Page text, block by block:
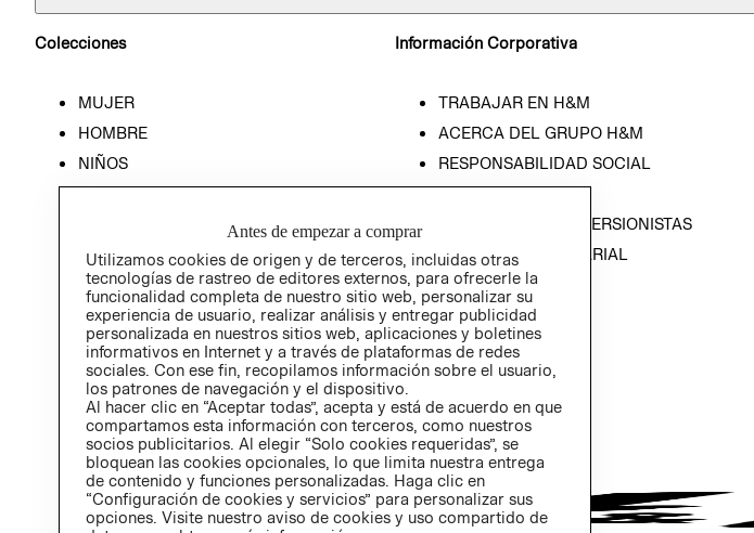
Colecciones
MUJER
HOMBRE
NIÑOS
HOME
Información Corporativa
TRABAJAR EN H&M
ACERCA DEL GRUPO H&M
RESPONSABILIDAD SOCIAL
PRENSA
RELACIÓN CON INVERSIONISTAS
POLÍTICA EMPRESARIAL
Antes de empezar a comprar
Utilizamos cookies de origen y de terceros, incluidas otras
tecnologías de rastreo de editores externos, para ofrecerle la
funcionalidad completa de nuestro sitio web, personalizar su
experiencia de usuario, realizar análisis y entregar publicidad
personalizada en nuestros sitios web, aplicaciones y boletines
informativos en Internet y a través de plataformas de redes
sociales. Con ese fin, recopilamos información sobre el usuario,
los patrones de navegación y el dispositivo.
Al hacer clic en “Aceptar todas”, acepta y está de acuerdo en que
compartamos esta información con terceros, como nuestros
socios publicitarios. Al elegir “Solo cookies requeridas”, se
bloquean las cookies opcionales, lo que limita nuestra entrega
de contenido y funciones personalizadas. Haga clic en
“Configuración de cookies y servicios” para personalizar sus
opciones. Visite nuestro aviso de cookies y uso compartido de